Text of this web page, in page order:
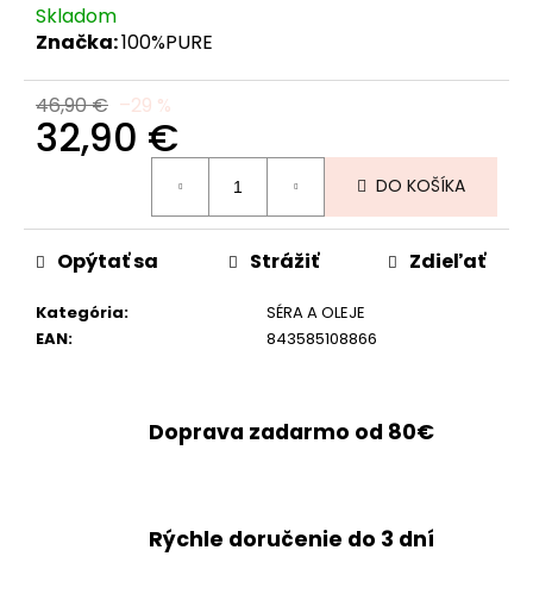
Skladom
Značka:100%PURE
46,90 € –29 %
32,90 €
DO KOŠÍKA
Kategória:
SÉRA A OLEJE
EAN: 843585108866
Opýtať sa Strážiť Zdieľať
Doprava zadarmo od 80€
Rýchle doručenie do 3 dní